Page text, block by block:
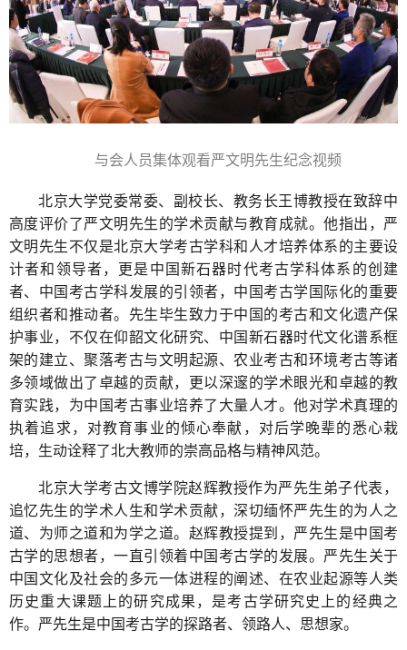
与会人员集体观看严文明先生纪念视频
北京大学党委常委、副校长、教务长王博教授在致辞中
高度评价了严文明先生的学术贡献与教育成就。他指出，严
文明先生不仅是北京大学考古学科和人才培养体系的主要设
计者和领导者，更是中国新石器时代考古学科体系的创建
者、中国考古学科发展的引领者，中国考古学国际化的重要
组织者和推动者。先生毕生致力于中国的考古和文化遗产保
护事业，不仅在仰韶文化研究、中国新石器时代文化谱系框
架的建立、聚落考古与文明起源、农业考古和环境考古等诸
多领域做出了卓越的贡献，更以深邃的学术眼光和卓越的教
育实践，为中国考古事业培养了大量人才。他对学术真理的
执着追求，对教育事业的倾心奉献，对后学晚辈的悉心栽
培，生动诠释了北大教师的崇高品格与精神风范。
北京大学考古文博学院赵辉教授作为严先生弟子代表，
追忆先生的学术人生和学术贡献，深切缅怀严先生的为人之
道、为师之道和为学之道。赵辉教授提到，严先生是中国考
古学的思想者，一直引领着中国考古学的发展。严先生关于
中国文化及社会的多元一体进程的阐述、在农业起源等人类
历史重大课题上的研究成果，是考古学研究史上的经典之
作。严先生是中国考古学的探路者、领路人、思想家。